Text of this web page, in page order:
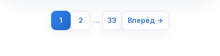
организует оценку на основании расчётного
протокола, в том числе с применением ANSYS, если
1 2 … 33 Вперёд →